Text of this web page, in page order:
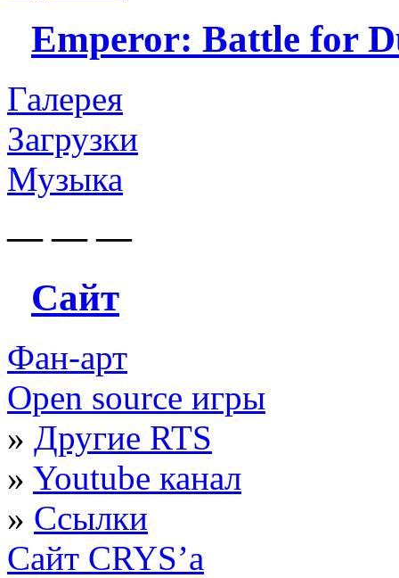
Emperor: Battle for
Галерея
Загрузки
Музыка
— — —
Сайт
Фан-арт
Open source игры
» Другие RTS
» Youtube канал
» Ссылки
Сайт CRYS’а